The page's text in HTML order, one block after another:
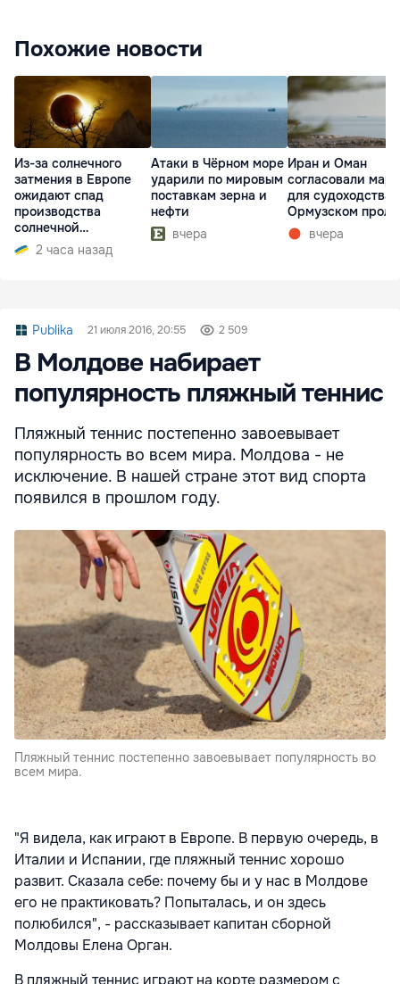
Похожие новости
Из-за солнечного
затмения в Европе
ожидают спад
производства
солнечной
электроэнергии
2 часа назад
Атаки в Чёрном море
ударили по мировым
поставкам зерна и
нефти
вчера
Иран и Оман
согласовали
для судоходства
Ормузском
вчера
Publika 21 июля 2016, 20:55 2 509
В Молдове набирает
популярность пляжный теннис
Пляжный теннис постепенно завоевывает
популярность во всем мира. Молдова - не
исключение. В нашей стране этот вид спорта
появился в прошлом году.
Пляжный теннис постепенно завоевывает популярность во
всем мира.
"Я видела, как играют в Европе. В первую очередь, в
Италии и Испании, где пляжный теннис хорошо
развит. Сказала себе: почему бы и у нас в Молдове
его не практиковать? Попыталась, и он здесь
полюбился", - рассказывает капитан сборной
Молдовы Елена Орган.
В пляжный теннис играют на корте размером с